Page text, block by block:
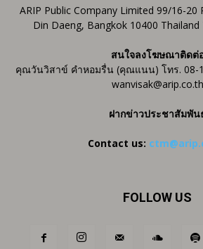
ARIP Public Company Limited 99/16-20
Din Daeng, Bangkok 10400 Thailand
สนใจลงโฆษณาติดต่
คุณวันวิสาข์ คำหอมรื่น (คุณแนน) โทร. 08-
wanvisak@arip.co.th
ฝากข่าวประชาสัมพัน
Contact us:
FOLLOW US